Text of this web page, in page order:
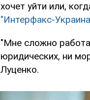
хочет уйти или,
"Интерфакс-
"Мне сложно
юридических, ни
Луценко.